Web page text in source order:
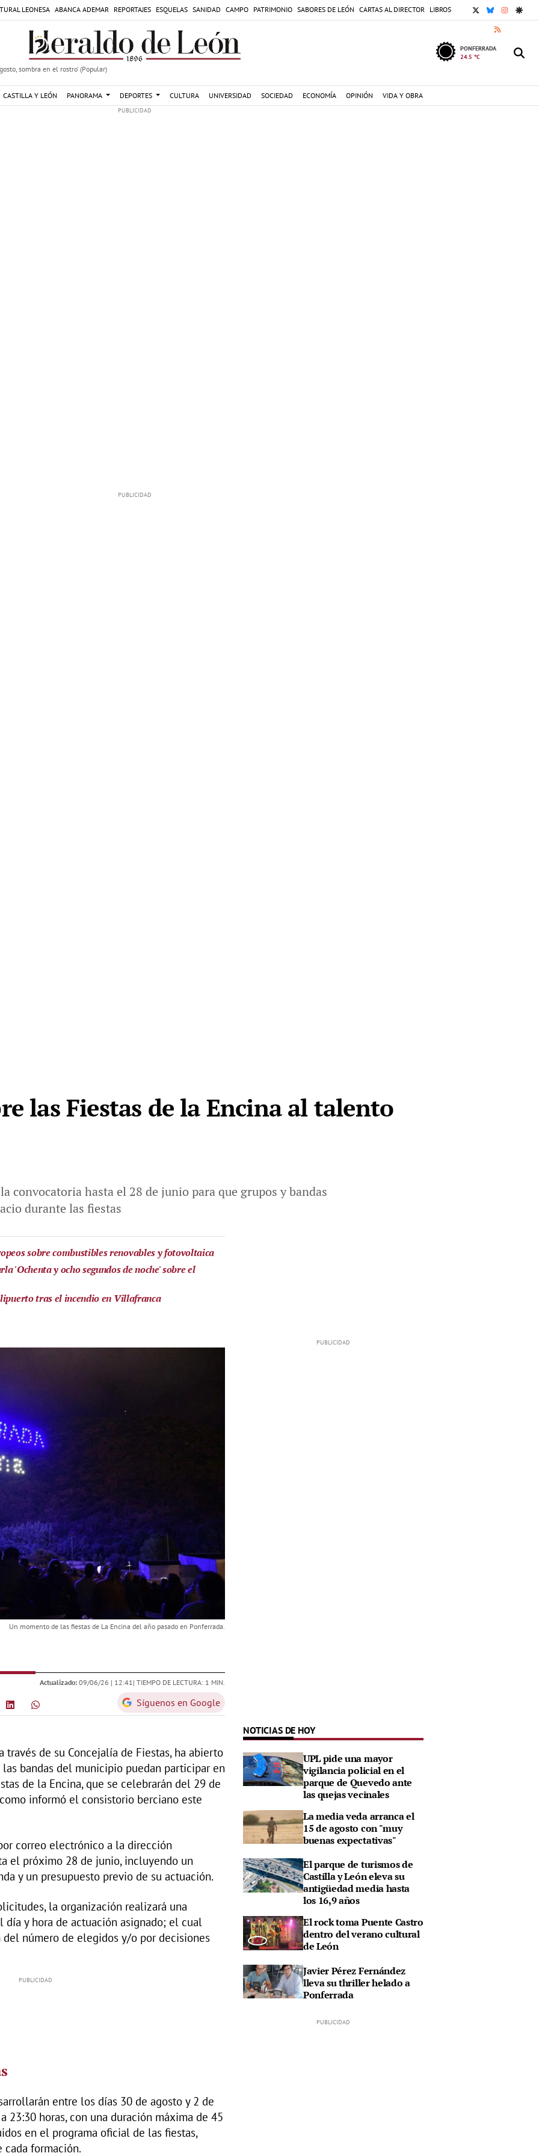
LEONESA ABANCA ADEMAR REPORTAJES ESQUELAS SANIDAD CAMPO PATRIMONIO SABORES DE LEÓN CARTAS AL DIRECTOR LIBROS X BLUESKY
RSS
sombra en el rostro' (Popular)
PONFERRADA
24.5 °C
CASTILLA Y LEÓN PANORAMA DEPORTES CULTURA UNIVERSIDAD SOCIEDAD ECONOMÍA OPINIÓN VIDA Y OBRA
las Fiestas de la Encina al talento
convocatoria hasta el 28 de junio para que grupos y bandas
durante las fiestas
sobre combustibles renovables y fotovoltaica
'Ochenta y ocho segundos de noche' sobre el
tras el incendio en Villafranca
Un momento de las fiestas de La Encina del año pasado en Ponferrada.
Actualizado: 09/06/26 | 12:41 | TIEMPO DE LECTURA: 1 MIN.
Síguenos en Google
través de su Concejalía de Fiestas, ha abierto
bandas del municipio puedan participar en
de la Encina, que se celebrarán del 29 de
informó el consistorio berciano este
correo electrónico a la dirección
el próximo 28 de junio, incluyendo un
y un presupuesto previo de su actuación.
la organización realizará una
y hora de actuación asignado; el cual
número de elegidos y/o por decisiones
entre los días 30 de agosto y 2 de
23:30 horas, con una duración máxima de 45
en el programa oficial de las fiestas,
cada formación.
NOTICIAS DE HOY
UPL pide una mayor
vigilancia policial en el
parque de Quevedo ante
las quejas vecinales
La media veda arranca el
15 de agosto con "muy
buenas expectativas"
El parque de turismos de
Castilla y León eleva su
antigüedad media hasta
los 16,9 años
El rock toma Puente Castro
dentro del verano cultural
de León
Javier Pérez Fernández
lleva su thriller helado a
Ponferrada